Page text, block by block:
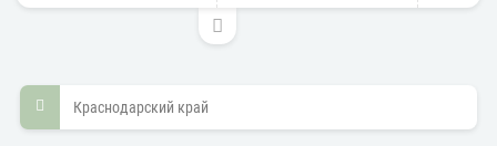
Краснодарский край